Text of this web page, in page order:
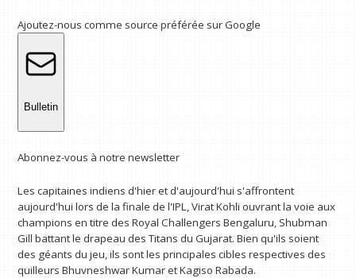
Ajoutez-nous comme source préférée sur Google
Bulletin
Abonnez-vous à notre newsletter
Les capitaines indiens d'hier et d'aujourd'hui s'affrontent
aujourd'hui lors de la finale de l'IPL, Virat Kohli ouvrant la voie aux
champions en titre des Royal Challengers Bengaluru, Shubman
Gill battant le drapeau des Titans du Gujarat. Bien qu'ils soient
des géants du jeu, ils sont les principales cibles respectives des
quilleurs Bhuvneshwar Kumar et Kagiso Rabada.